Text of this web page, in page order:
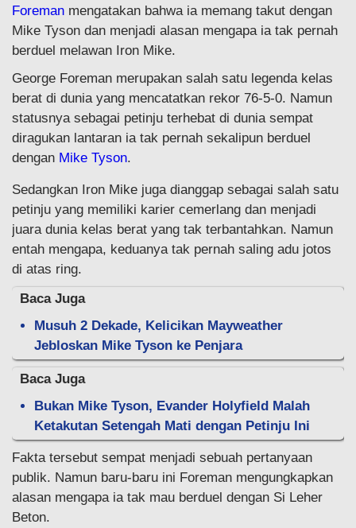
Foreman mengatakan bahwa ia memang takut dengan
Mike Tyson dan menjadi alasan mengapa ia tak pernah
berduel melawan Iron Mike.
George Foreman merupakan salah satu legenda kelas
berat di dunia yang mencatatkan rekor 76-5-0. Namun
statusnya sebagai petinju terhebat di dunia sempat
diragukan lantaran ia tak pernah sekalipun berduel
dengan Mike Tyson.
Sedangkan Iron Mike juga dianggap sebagai salah satu
petinju yang memiliki karier cemerlang dan menjadi
juara dunia kelas berat yang tak terbantahkan. Namun
entah mengapa, keduanya tak pernah saling adu jotos
di atas ring.
Baca Juga
Musuh 2 Dekade, Kelicikan Mayweather
Jebloskan Mike Tyson ke Penjara
Baca Juga
Bukan Mike Tyson, Evander Holyfield Malah
Ketakutan Setengah Mati dengan Petinju Ini
Fakta tersebut sempat menjadi sebuah pertanyaan
publik. Namun baru-baru ini Foreman mengungkapkan
alasan mengapa ia tak mau berduel dengan Si Leher
Beton.